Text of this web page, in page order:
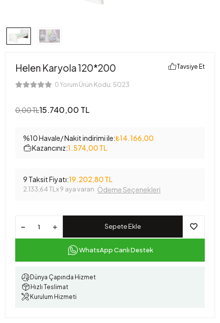
Helen Karyola 120*200
0 Yorum Ürün Kodu: 5023
Tavsiye Et
0,00 TL15.740,00 TL
%10 Havale/ Nakit indirimi ile:₺14.166,00
Kazancınız:1.574,00 TL
9 Taksit Fiyatı:19.202,80 TL
2.133,64 TL x 9 aya varan Ödeme Seçenekleri
Sepete Ekle
WhatsApp Canlı Destek
Dünya Çapında Hizmet
Hızlı Teslimat
Kurulum Hizmeti